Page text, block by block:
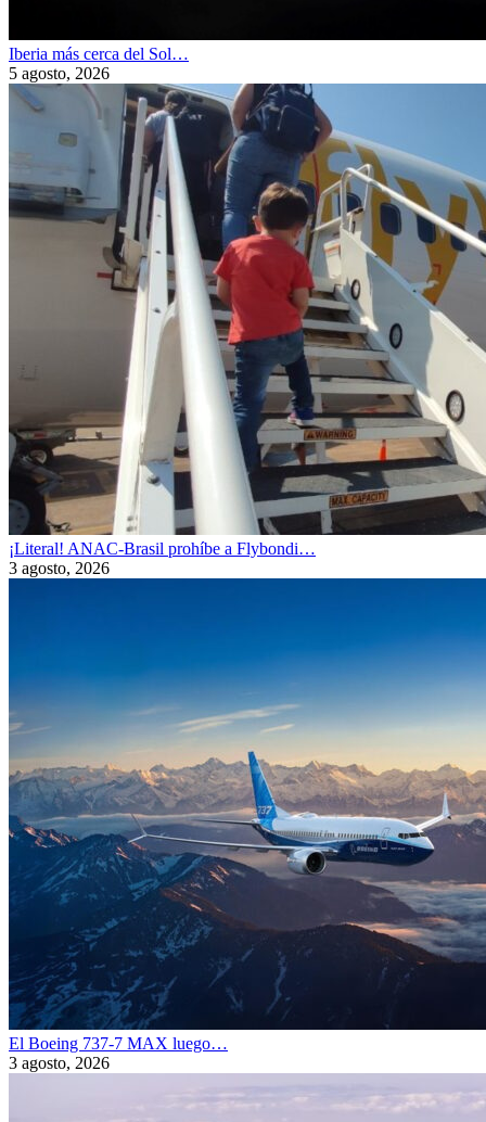
Iberia más cerca del Sol…
5 agosto, 2026
¡Literal! ANAC-Brasil prohíbe a Flybondi…
3 agosto, 2026
El Boeing 737-7 MAX luego…
3 agosto, 2026